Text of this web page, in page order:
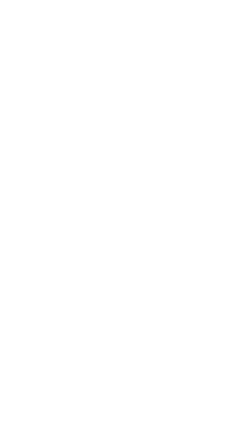
% картой